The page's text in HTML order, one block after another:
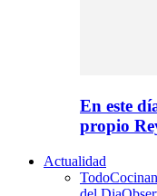
En este
propio
Actualidad
Todo